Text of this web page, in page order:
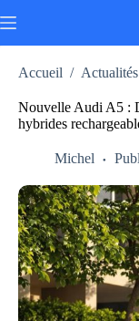
au
Accueil / Actualités
Nouvelle Audi A5 :
hybrides
Michel